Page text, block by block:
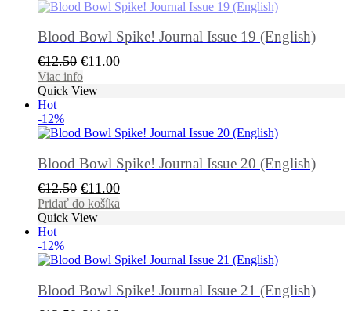
Blood Bowl Spike! Journal Issue 19 (English)
€12.50 Pôvodná
cena
bola:
€11.00Aktuálna
Viac info
Quick View
Hot
-12%
Blood Bowl Spike! Journal Issue 20 (English)
€12.50 Pôvodná
cena
bola:
€11.00Aktuálna
cena
Pridať do košíka
Quick View
Hot
-12%
Blood Bowl Spike! Journal Issue 21 (English)